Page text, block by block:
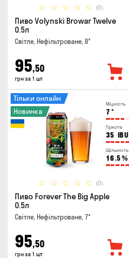
(0)
Пиво Volynski Browar Twelve
0.5л
Світле, Нефільтроване, 8°
95,50
грн за 1 шт
Міцність
7 °
Гіркота
35 IBU
Щільність
16.5 %
(0)
Тільки онлайн
Новинка
Пиво Forever The Big Apple
0.5л
Світле, Нефільтроване, 7°
95,50
грн за 1 шт